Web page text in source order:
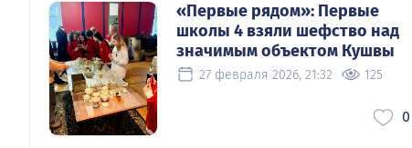
«Первые рядом»: Первые
школы 4 взяли шефство над
значимым объектом Кушвы
27 февраля 2026, 21:32 125
0